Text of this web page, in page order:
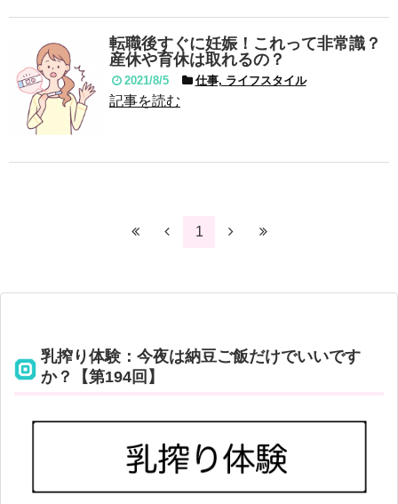
転職後すぐに妊娠！これって非常識？
産休や育休は取れるの？
2021/8/5 仕事, ライフスタイル
記事を読む
1
乳搾り体験：今夜は納豆ご飯だけでいいです
か？【第194回】